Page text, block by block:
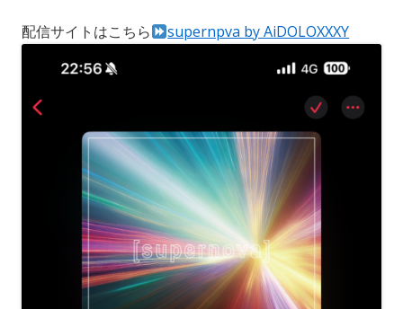
配信サイトはこちら supernpva by AiDOLOXXXY